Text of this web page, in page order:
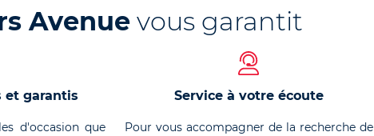
Avenuevous garantit
et garantis
d'occasion que
Service à votre écoute
Pour vous accompagner de la recherche de